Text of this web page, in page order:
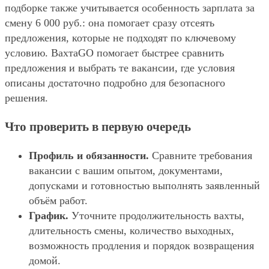
подборке также учитывается особенность зарплата за
смену 6 000 руб.: она помогает сразу отсеять
предложения, которые не подходят по ключевому
условию. ВахтаGO помогает быстрее сравнить
предложения и выбрать те вакансии, где условия
описаны достаточно подробно для безопасного
решения.
Что проверить в первую очередь
Профиль и обязанности. Сравните требования
вакансии с вашим опытом, документами,
допусками и готовностью выполнять заявленный
объём работ.
График. Уточните продолжительность вахты,
длительность смены, количество выходных,
возможность продления и порядок возвращения
домой.